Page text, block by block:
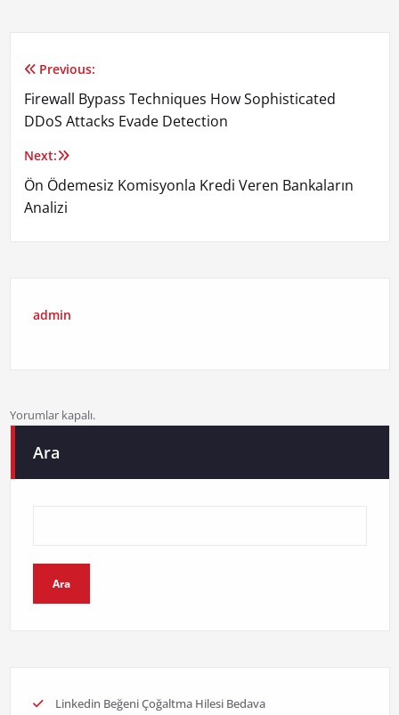
Yazı
gezinmesi
Previous:
Firewall Bypass Techniques How Sophisticated
DDoS Attacks Evade Detection
Next:
Ön Ödemesiz Komisyonla Kredi Veren Bankaların
Analizi
admin
Yorumlar kapalı.
Ara
Ara
Linkedin Beğeni Çoğaltma Hilesi Bedava